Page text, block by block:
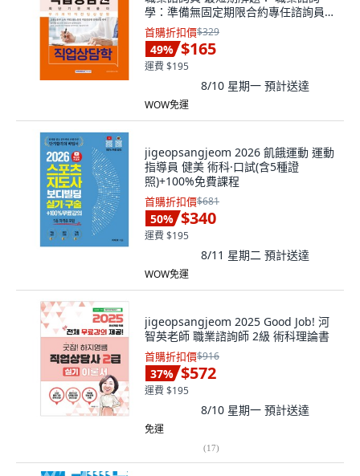
學：準備無固定期限合約專任諮詢員公
開招募
首購折扣價$329
49% $165
運費 $195
8/10 星期一 預計送達
WOW免運
jigeopsangjeom 2026 飢餓運動 運動
指導員 健美 術科·口試(含5種證
照)+100%免費課程
首購折扣價$681
50% $340
運費 $195
8/11 星期二 預計送達
WOW免運
jigeopsangjeom 2025 Good Job! 河
智英老師 職業諮詢師 2級 術科理論書
首購折扣價$916
37% $572
運費 $195
8/10 星期一 預計送達
免運
(17)